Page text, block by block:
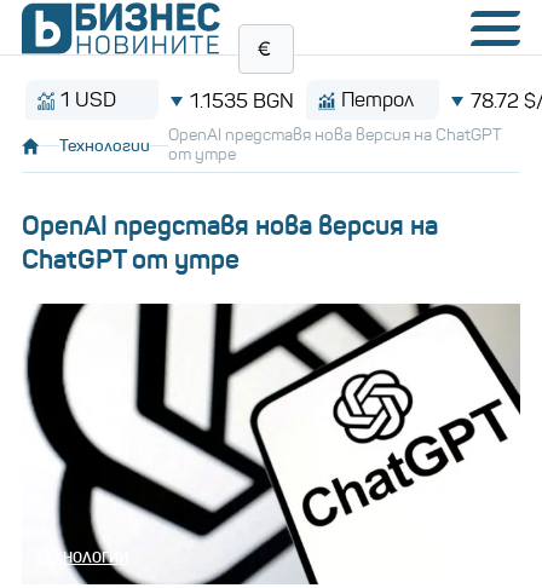
1 USD 1.1535 BGN Петрол 78.72 $/барел
Технологии
OpenAI представя нова версия на ChatGPT
от утре
OpenAI представя нова версия на
ChatGPT от утре
ТЕХНОЛОГИИ